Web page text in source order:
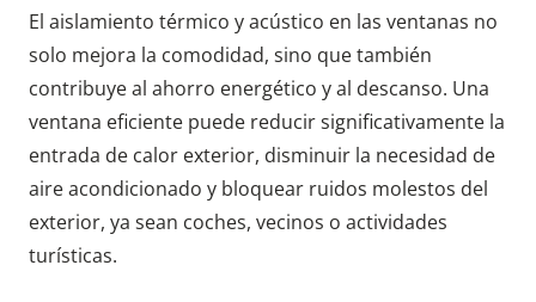
El aislamiento térmico y acústico en las ventanas no
solo mejora la comodidad, sino que también
contribuye al ahorro energético y al descanso. Una
ventana eficiente puede reducir significativamente la
entrada de calor exterior, disminuir la necesidad de
aire acondicionado y bloquear ruidos molestos del
exterior, ya sean coches, vecinos o actividades
turísticas.